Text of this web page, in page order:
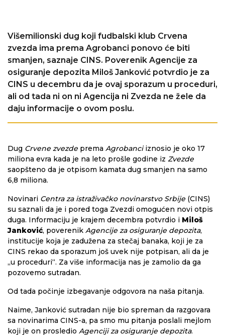
Višemilionski dug koji fudbalski klub Crvena
zvezda ima prema Agrobanci ponovo će biti
smanjen, saznaje CINS. Poverenik Agencije za
osiguranje depozita Miloš Janković potvrdio je za
CINS u decembru da je ovaj sporazum u proceduri,
ali od tada ni on ni Agencija ni Zvezda ne žele da
daju informacije o ovom poslu.
Dug Crvene zvezde prema Agrobanciiznosio je oko 17
miliona evra kada je na leto prošle godine iz Zvezde
saopšteno da je otpisom kamata dug smanjen na samo
6,8 miliona.
Novinari Centra za istraživačko novinarstvo Srbije (CINS)
su saznali da je i pored toga Zvezdi omogućen novi otpis
duga. Informaciju je krajem decembra potvrdio i Miloš
Janković, poverenik Agencije za osiguranje depozita,
institucije koja je zadužena za stečaj banaka, koji je za
CINS rekao da sporazum još uvek nije potpisan, ali da je
„u proceduri“. Za više informacija nas je zamolio da ga
pozovemo sutradan.
Od tada počinje izbegavanje odgovora na naša pitanja.
Naime, Janković sutradan nije bio spreman da razgovara
sa novinarima CINS-a, pa smo mu pitanja poslali mejlom
koji je on prosledio Agenciji za osiguranje depozita.